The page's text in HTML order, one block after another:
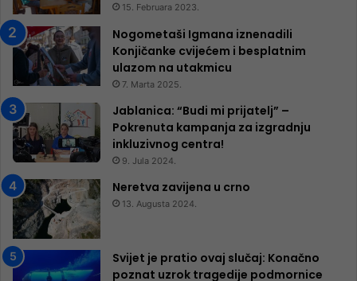
15. Februara 2023.
Nogometaši Igmana iznenadili
Konjičanke cvijećem i besplatnim
ulazom na utakmicu
7. Marta 2025.
Jablanica: “Budi mi prijatelj” –
Pokrenuta kampanja za izgradnju
inkluzivnog centra!
9. Jula 2024.
Neretva zavijena u crno
13. Augusta 2024.
Svijet je pratio ovaj slučaj: Konačno
poznat uzrok tragedije podmornice